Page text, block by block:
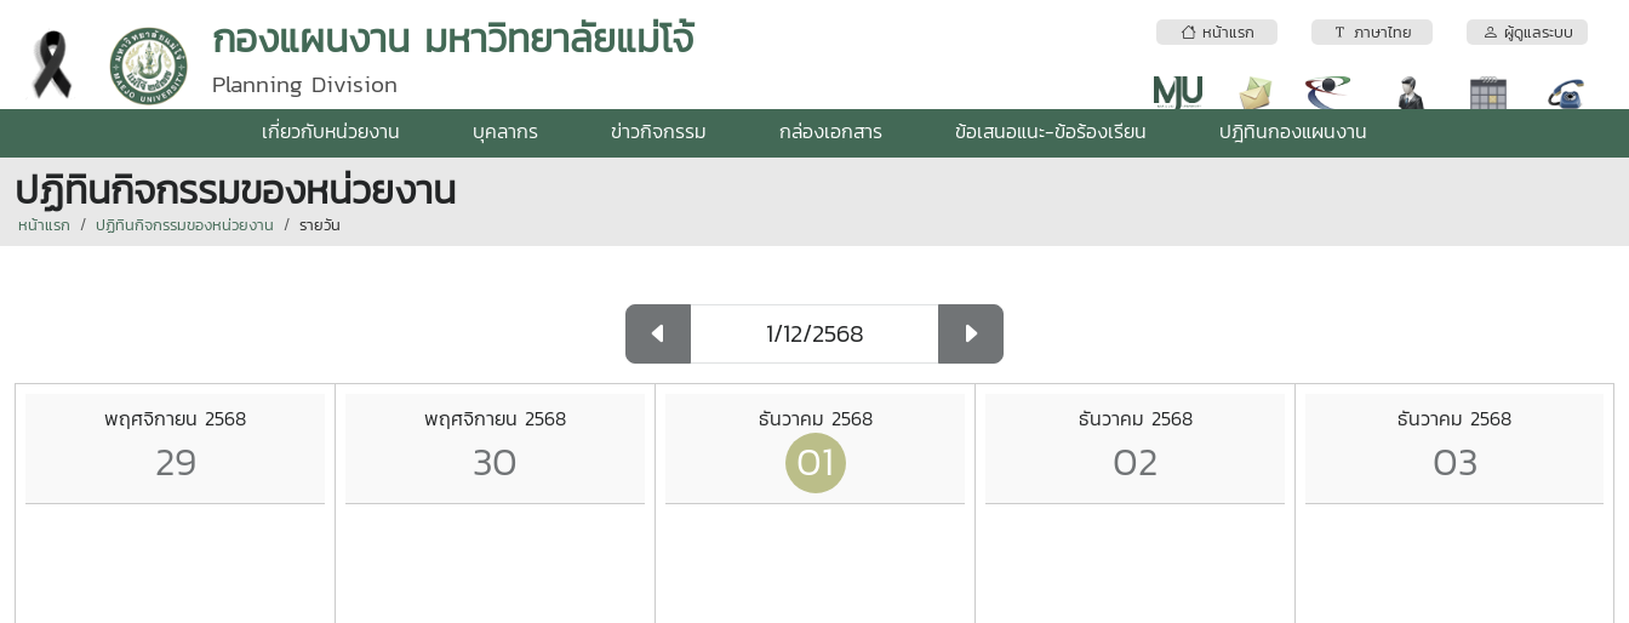
หน้าแรก ภาษาไทย ผู้ดูแลระบบ
กองแผนงาน มหาวิทยาลัยแม่โจ้
Planning Division
เกี่ยวกับหน่วยงาน บุคลากร ข่าวกิจกรรม กล่องเอกสาร ข้อเสนอแนะ-ข้อร้องเรียน ปฎิทินกองแผนงาน
ปฏิทินกิจกรรมของหน่วยงาน
หน้าแรก ปฏิทินกิจกรรมของหน่วยงาน รายวัน
พฤศจิกายน 2568
29
พฤศจิกายน 2568
30
ธันวาคม 2568
01
ธันวาคม 2568
02
ธันวาคม 2568
03